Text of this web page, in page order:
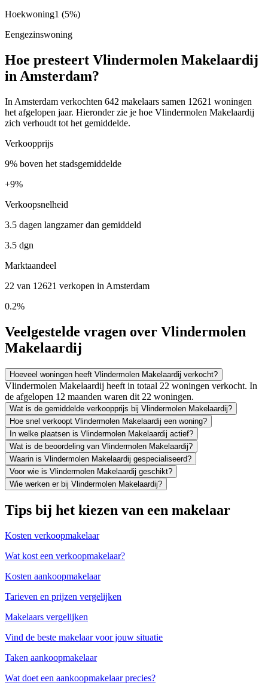
Hoekwoning1 (5%)
Eengezinswoning
Hoe presteert Vlindermolen Makelaardij
in Amsterdam?
In Amsterdam verkochten 642 makelaars samen 12621 woningen
het afgelopen jaar. Hieronder zie je hoe Vlindermolen Makelaardij
zich verhoudt tot het gemiddelde.
Verkoopprijs
9% boven het stadsgemiddelde
+9%
Verkoopsnelheid
3.5 dagen langzamer dan gemiddeld
3.5 dgn
Marktaandeel
22 van 12621 verkopen in Amsterdam
0.2%
Veelgestelde vragen over Vlindermolen
Makelaardij
Hoeveel woningen heeft Vlindermolen Makelaardij verkocht?
Vlindermolen Makelaardij heeft in totaal 22 woningen verkocht. In
de afgelopen 12 maanden waren dit 22 woningen.
Wat is de gemiddelde verkoopprijs bij Vlindermolen Makelaardij?
Hoe snel verkoopt Vlindermolen Makelaardij een woning?
In welke plaatsen is Vlindermolen Makelaardij actief?
Wat is de beoordeling van Vlindermolen Makelaardij?
Waarin is Vlindermolen Makelaardij gespecialiseerd?
Voor wie is Vlindermolen Makelaardij geschikt?
Wie werken er bij Vlindermolen Makelaardij?
Tips bij het kiezen van een makelaar
Kosten verkoopmakelaar
Wat kost een verkoopmakelaar?
Kosten aankoopmakelaar
Tarieven en prijzen vergelijken
Makelaars vergelijken
Vind de beste makelaar voor jouw situatie
Taken aankoopmakelaar
Wat doet een aankoopmakelaar precies?